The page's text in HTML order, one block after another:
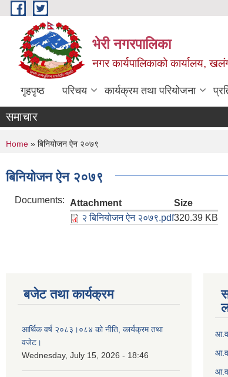
Skip to main content
भेरी नगरपालिका
नगर कार्यपालिकाको कार्यालय,
गृहपृष्ठ परिचय कार्यक्रम तथा परियोजना
समाचार
You are here
Home » बिनियोजन ऐन २०७९
बिनियोजन ऐन २०७९
Documents: Attachment
Size
२ बिनियोजन ऐन २०७९.pdf320.39 KB
बजेट तथा कार्यक्रम
आर्थिक वर्ष २०८३।०८४ को नीति, कार्यक्रम तथा
वजेट।
Wednesday, July 15, 2026 - 18:46